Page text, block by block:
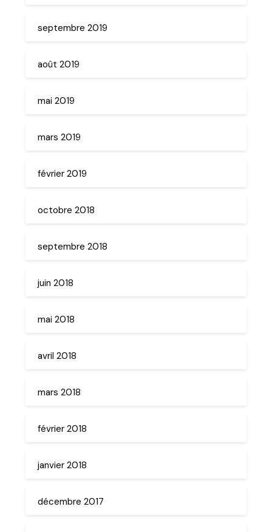
septembre 2019
août 2019
mai 2019
mars 2019
février 2019
octobre 2018
septembre 2018
juin 2018
mai 2018
avril 2018
mars 2018
février 2018
janvier 2018
décembre 2017